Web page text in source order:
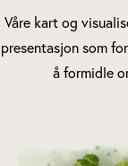
Våre kart og
presentasjon som
å formidle